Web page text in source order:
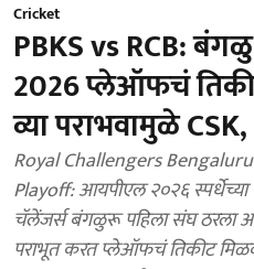
Cricket
PBKS vs RCB:
2026 प्लेऑफचं
व्या पराभवामुळे
Royal Challengers
Playoff: आयपीएल २०२६
चॅलेंजर्स बंगळुरू पहिला संघ ठरला
पराभूत करत प्लेऑफचं तिकीट